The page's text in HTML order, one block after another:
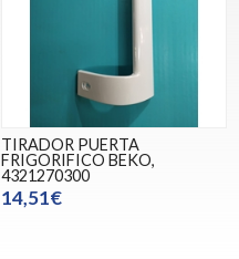
TIRADOR PUERTA
FRIGORIFICO BEKO,
4321270300
14,51€